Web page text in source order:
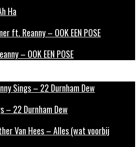
Ha
– OOK EEN POSE
– 22 Durnham Dew